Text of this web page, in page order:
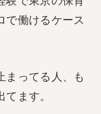
で働けるケース
まってる人、も
ます。